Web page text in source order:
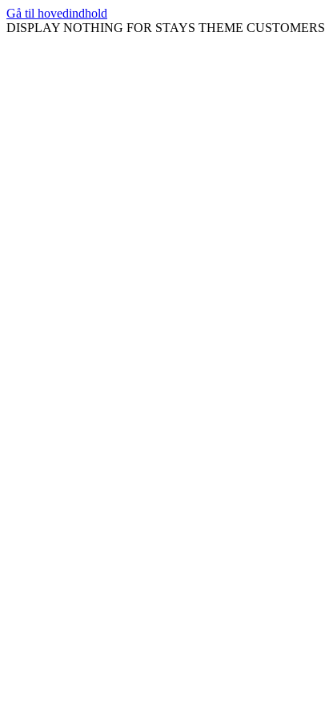
Gå til hovedindhold
DISPLAY NOTHING FOR STAYS THEME CUSTOMERS